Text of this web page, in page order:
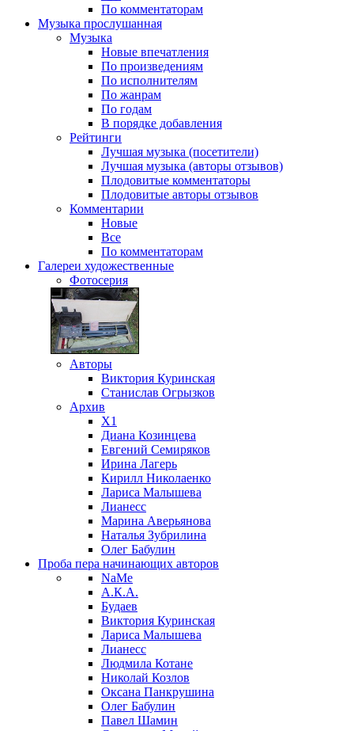
По комментаторам
Музыка прослушанная
Музыка
Новые впечатления
По произведениям
По исполнителям
По жанрам
По годам
В порядке добавления
Рейтинги
Лучшая музыка (посетители)
Лучшая музыка (авторы отзывов)
Плодовитые комментаторы
Плодовитые авторы отзывов
Комментарии
Новые
Все
По комментаторам
Галереи художественные
Фотосерия
Авторы
Виктория Куринская
Станислав Огрызков
Архив
X1
Диана Козинцева
Евгений Семиряков
Ирина Лагерь
Кирилл Николаенко
Лариса Малышева
Лианесс
Марина Аверьянова
Наталья Зубрилина
Олег Бабулин
Проба пера начинающих авторов
NaMe
А.К.А.
Будаев
Виктория Куринская
Лариса Малышева
Лианесс
Людмила Котане
Николай Козлов
Оксана Панкрушина
Олег Бабулин
Павел Шамин